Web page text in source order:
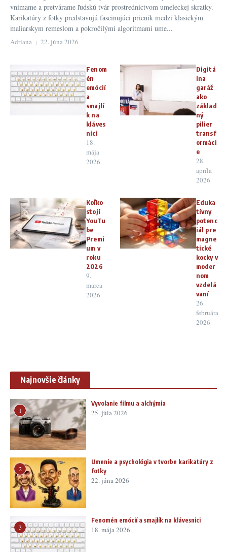
vnímame a pretvárame ľudskú tvár prostredníctvom umeleckej skratky.
Karikatúry z fotky predstavujú fascinujúci prienik medzi klasickým
maliarskym remeslom a pokročilými algoritmami ume...
Adriana 22. júna 2026
Fenom
én
emócií
a
smajlí
k na
kláves
nici
18.
mája
2026
Digitá
lna
garáž
ako
základ
ný
pilier
transf
ormáci
e
28.
apríla
2026
Koľko
stojí
YouTu
be
Premi
um v
roku
2026
9.
marca
2026
Eduka
tívny
potenc
iál pre
magne
tické
kocky v
moder
nom
vzdelá
vaní
26.
februára
2026
Najnovšie články
1
Vyvolanie filmu a alchýmia
25. júla 2026
2
Umenie a psychológia v tvorbe karikatúry z
fotky
22. júna 2026
3
Fenomén emócií a smajlík na klávesnici
18. mája 2026